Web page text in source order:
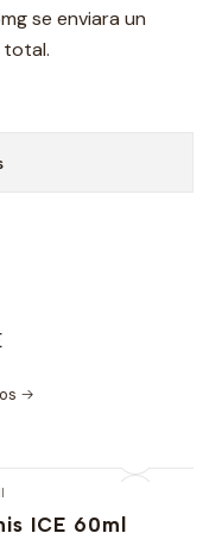
se enviara un
total.
ICE 60ml